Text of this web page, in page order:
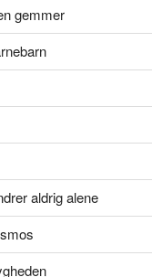
gemmer
aldrig alene